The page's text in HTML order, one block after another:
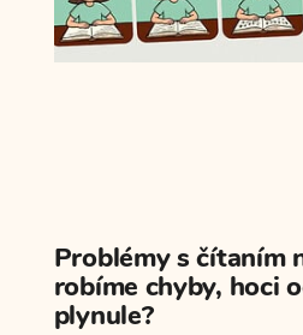
Problémy s čítaním
robíme chyby, hoci
plynule?